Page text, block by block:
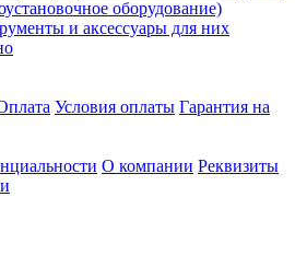
оборудование)
и аксессуары для них
Условия оплаты Гарантия на
О компании Реквизиты